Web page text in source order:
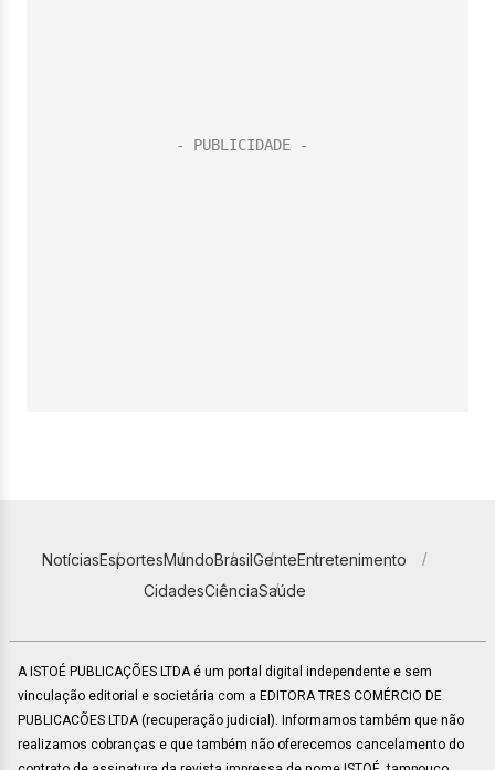
NotíciasEsportesMundoBrasilGenteEntretenimento
CidadesCiênciaSaúde
A ISTOÉ PUBLICAÇÕES LTDA é um portal digital independente e sem
vinculação editorial e societária com a EDITORA TRES COMÉRCIO DE
PUBLICACÕES LTDA (recuperação judicial). Informamos também que não
realizamos cobranças e que também não oferecemos cancelamento do